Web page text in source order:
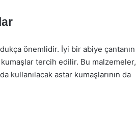
önemlidir. İyi bir abiye çantanın
tercih edilir. Bu malzemeler,
kullanılacak astar kumaşlarının da